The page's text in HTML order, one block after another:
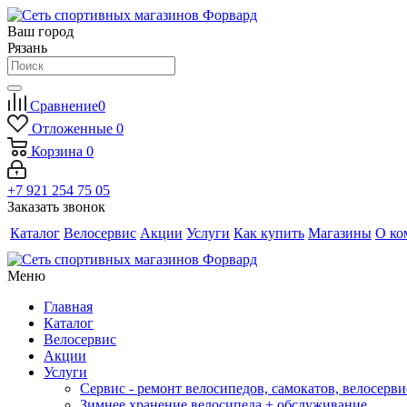
Ваш город
Рязань
Сравнение0
Отложенные 0
Корзина 0
+7 921 254 75 05
Заказать звонок
Каталог Велосервис Акции Услуги Как купить Магазины О
Меню
Главная
Каталог
Велосервис
Акции
Услуги
Сервис - ремонт велосипедов, самокатов,